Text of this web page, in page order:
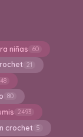
niñas 60
21
80
2493
crochet 5